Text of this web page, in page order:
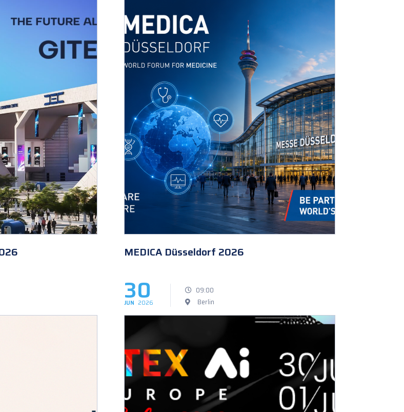
MEDICA Düsseldorf 2026
30
JUN 2026
09:00
Berlin